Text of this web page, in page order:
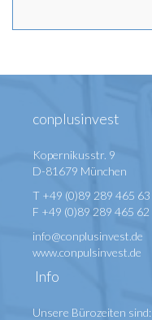
conplusinvest
Kopernikusstr. 9
D-81679 München
T +49 (0)89 289 465 63
F +49 (0)89 289 465 62
info@conplusinvest.de
www.conpulsinvest.de
Info
Unsere Bürozeiten sind: